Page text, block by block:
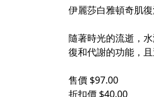
伊麗莎白雅頓奇肌
隨著時光的流逝，
復和代謝的功能，
售價 $97.00
折扣價 $40.00